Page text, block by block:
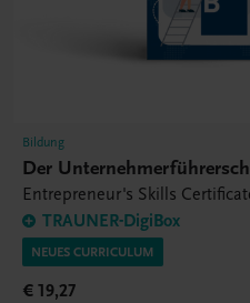
Bildung
Der
Entrepreneur's Skills
TRAUNER-DigiBox
NEUES CURRICULUM
€ 19,27